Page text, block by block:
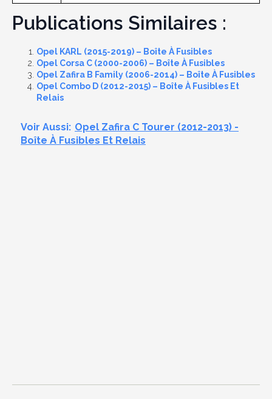
Publications Similaires :
Opel KARL (2015-2019) – Boîte À Fusibles
Opel Corsa C (2000-2006) – Boîte À Fusibles
Opel Zafira B Family (2006-2014) – Boîte À Fusibles
Opel Combo D (2012-2015) – Boîte À Fusibles Et
Relais
Voir Aussi: Opel Zafira C Tourer (2012-2013) -
Boîte À Fusibles Et Relais